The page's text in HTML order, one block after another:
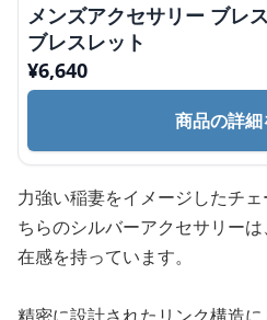
メンズアクセサリー ブレ
ブレスレット
¥6,640
商品の詳細
力強い稲妻をイメージしたチ
ちらのシルバーアクセサリー
在感を持っています。